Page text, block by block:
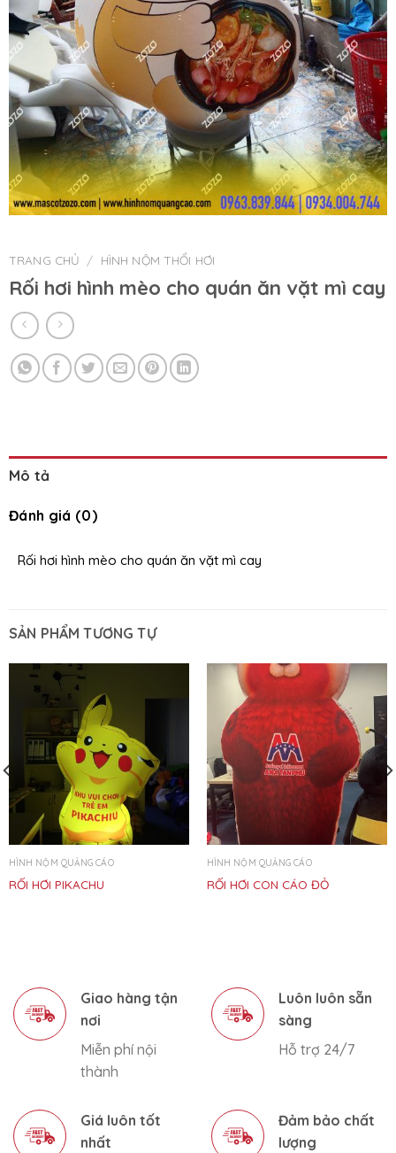
TRANG CHỦ / HÌNH NỘM THỔI HƠI
Rối hơi hình mèo cho quán ăn vặt mì cay
Mô tả
Đánh giá (0)
Rối hơi hình mèo cho quán ăn vặt mì cay
SẢN PHẨM TƯƠNG TỰ
HÌNH NỘM QUẢNG CÁO
RỐI HƠI PIKACHU
HÌNH NỘM QUẢNG CÁO
RỐI HƠI CON CÁO ĐỎ
Giao hàng tận
nơi
Miễn phí nội
thành
Luôn luôn sẵn
sàng
Hỗ trợ 24/7
Giá luôn tốt
nhất
Đảm bảo chất
lượng